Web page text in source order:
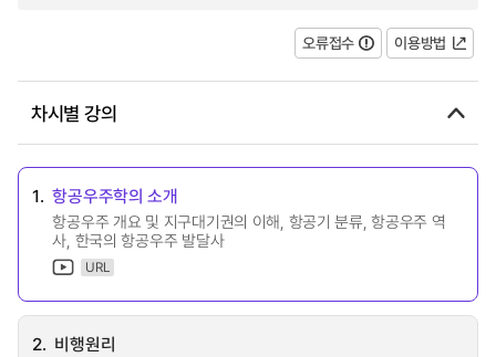
오류접수 이용방법
차시별 강의
1. 항공우주학의 소개
항공우주 개요 및 지구대기권의 이해, 항공기 분류, 항공우주 역
사, 한국의 항공우주 발달사
URL
2. 비행원리